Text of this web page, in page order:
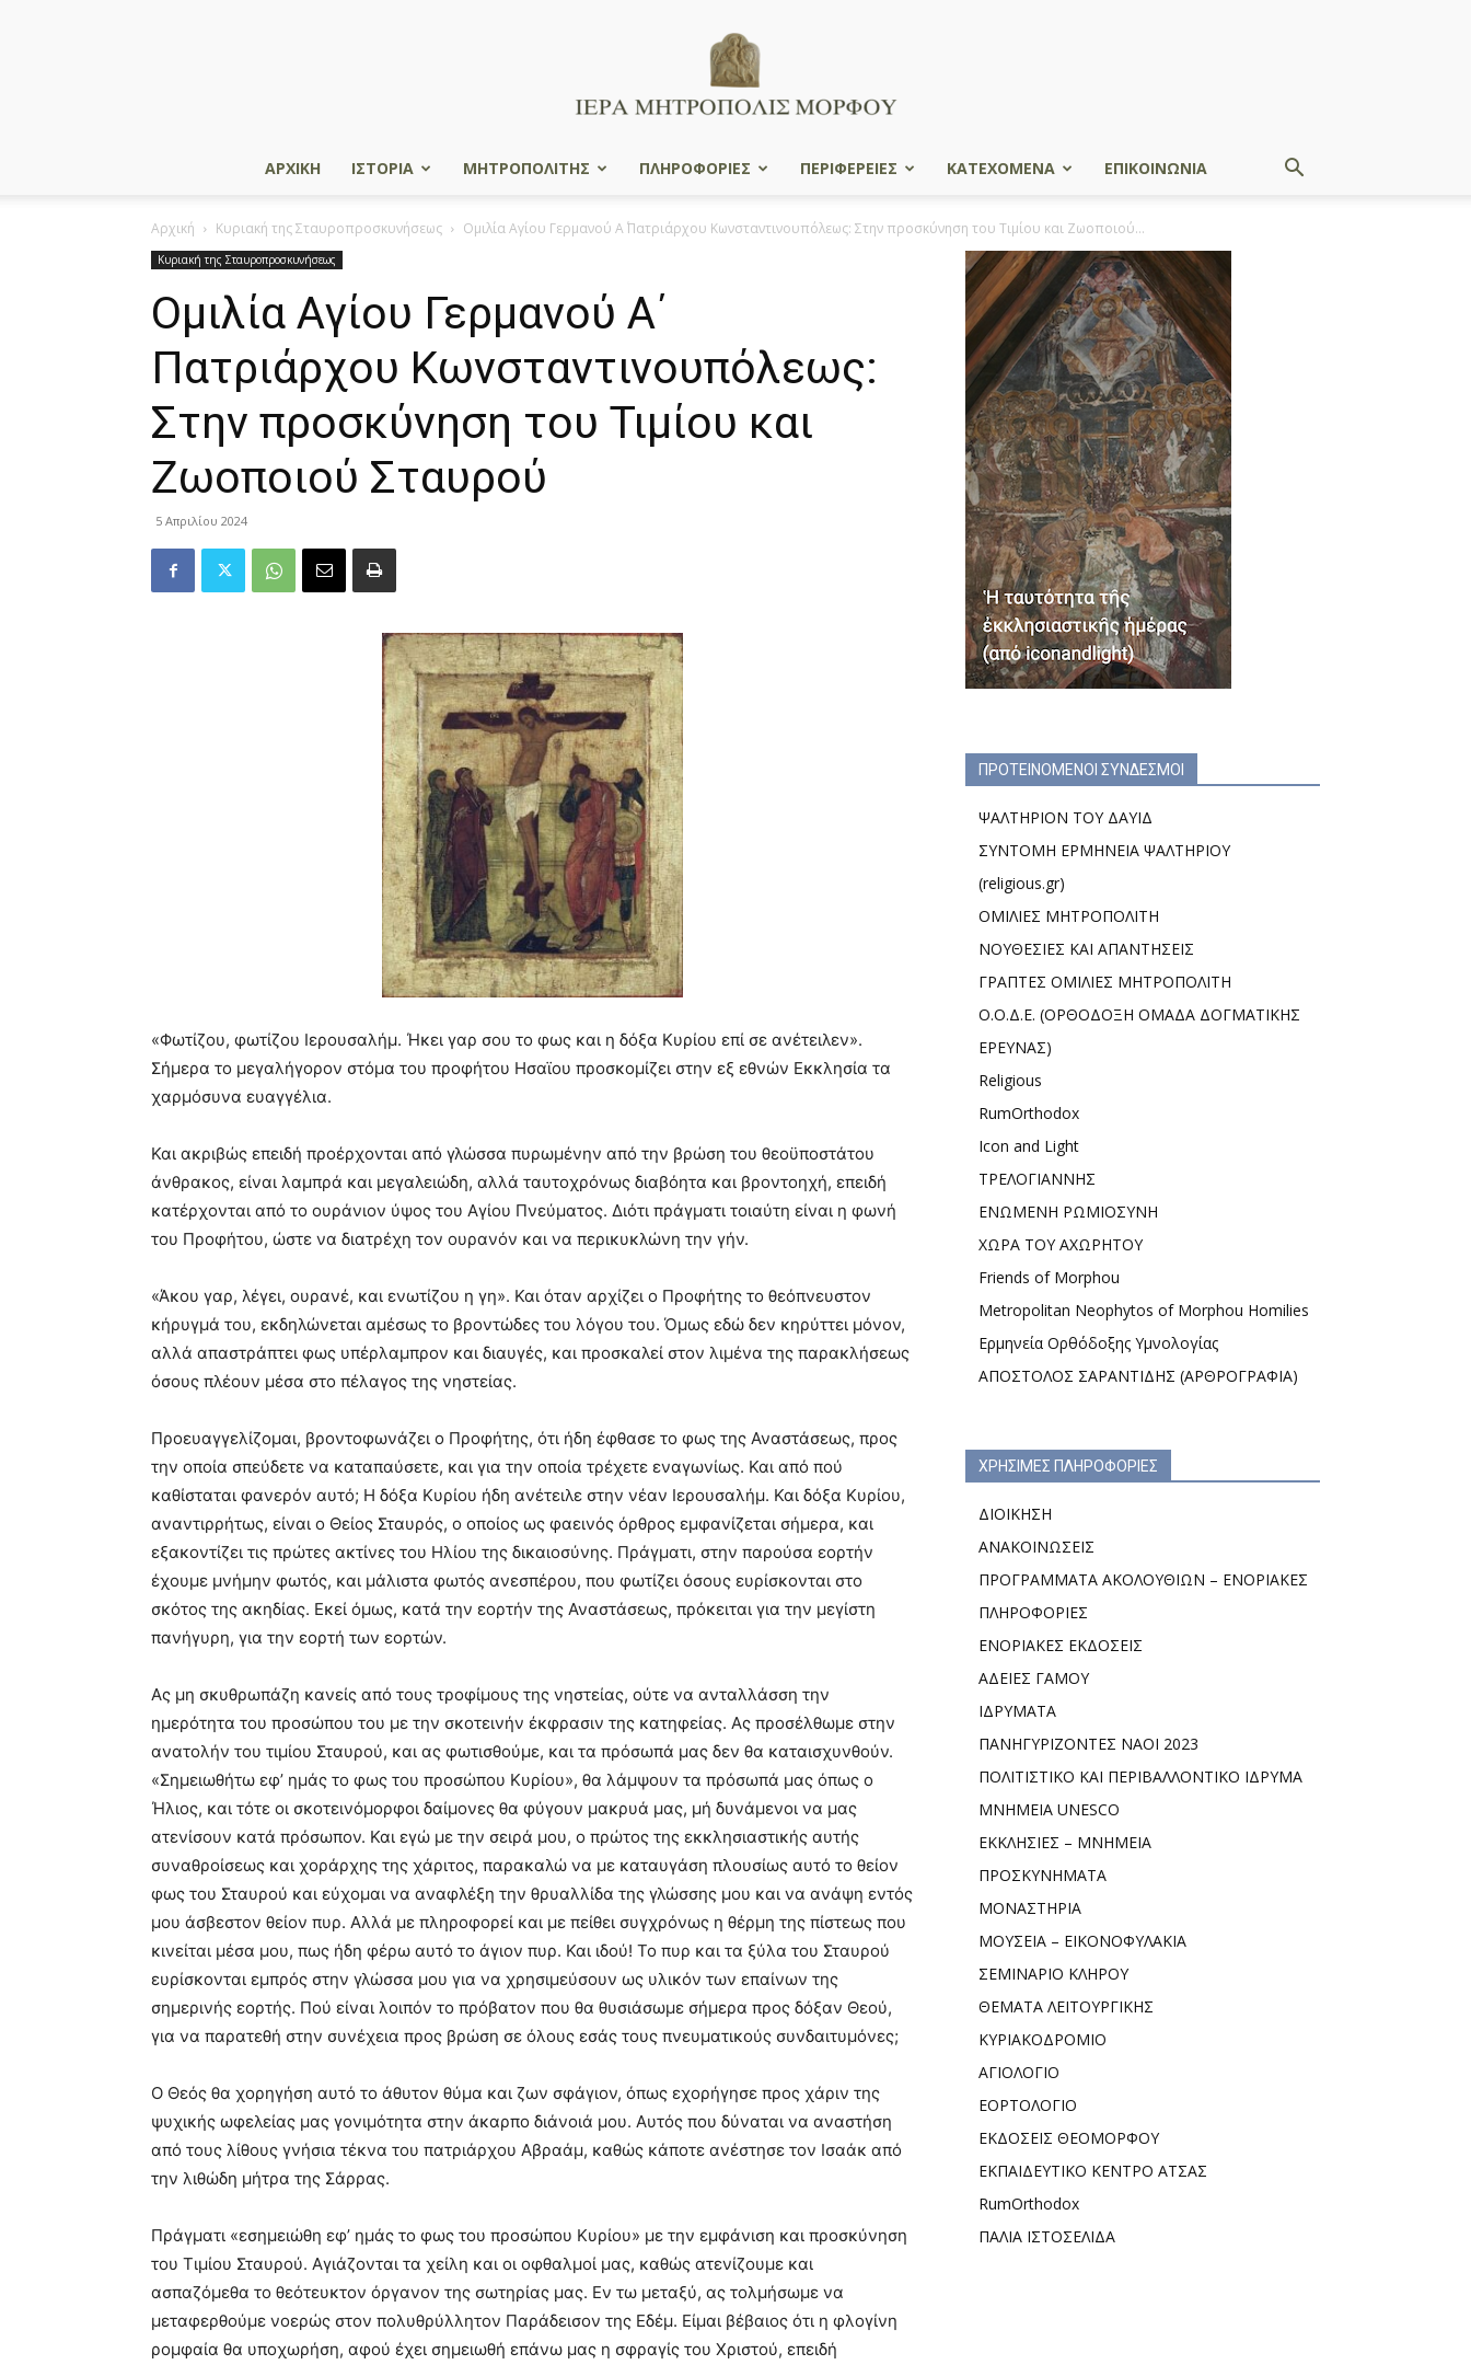
ΑΡΧΙΚΗ ΙΣΤΟΡΙΑ ΜΗΤΡΟΠΟΛΙΤΗΣ ΠΛΗΡΟΦΟΡΙΕΣ ΠΕΡΙΦΕΡΕΙΕΣ ΚΑΤΕΧΟΜΕΝΑ ΕΠΙΚΟΙΝΩΝΙΑ
Αρχική Κυριακή της Σταυροπροσκυνήσεως Ομιλία Αγίου Γερμανού Α΄ Πατριάρχου Κωνσταντινουπόλεως: Στην προσκύνηση του Τιμίου και Ζωοποιού...
Κυριακή της Σταυροπροσκυνήσεως
Ομιλία Αγίου Γερμανού Α΄
Πατριάρχου Κωνσταντινουπόλεως:
Στην προσκύνηση του Τιμίου και
Ζωοποιού Σταυρού
5 Απριλίου 2024
«Φωτίζου, φωτίζου Ιερουσαλήμ. Ήκει γαρ σου το φως και η δόξα Κυρίου επί σε ανέτειλεν».
Σήμερα το μεγαλήγορον στόμα του προφήτου Ησαϊου προσκομίζει στην εξ εθνών Εκκλησία τα
χαρμόσυνα ευαγγέλια.
Και ακριβώς επειδή προέρχονται από γλώσσα πυρωμένην από την βρώση του θεοϋποστάτου
άνθρακος, είναι λαμπρά και μεγαλειώδη, αλλά ταυτοχρόνως διαβόητα και βροντοηχή, επειδή
κατέρχονται από το ουράνιον ύψος του Αγίου Πνεύματος. Διότι πράγματι τοιαύτη είναι η φωνή
του Προφήτου, ώστε να διατρέχη τον ουρανόν και να περικυκλώνη την γήν.
«Άκου γαρ, λέγει, ουρανέ, και ενωτίζου η γη». Και όταν αρχίζει ο Προφήτης το θεόπνευστον
κήρυγμά του, εκδηλώνεται αμέσως το βροντώδες του λόγου του. Όμως εδώ δεν κηρύττει μόνον,
αλλά απαστράπτει φως υπέρλαμπρον και διαυγές, και προσκαλεί στον λιμένα της παρακλήσεως
όσους πλέουν μέσα στο πέλαγος της νηστείας.
Προευαγγελίζομαι, βροντοφωνάζει ο Προφήτης, ότι ήδη έφθασε το φως της Αναστάσεως, προς
την οποία σπεύδετε να καταπαύσετε, και για την οποία τρέχετε εναγωνίως. Και από πού
καθίσταται φανερόν αυτό; Η δόξα Κυρίου ήδη ανέτειλε στην νέαν Ιερουσαλήμ. Και δόξα Κυρίου,
αναντιρρήτως, είναι ο Θείος Σταυρός, ο οποίος ως φαεινός όρθρος εμφανίζεται σήμερα, και
εξακοντίζει τις πρώτες ακτίνες του Ηλίου της δικαιοσύνης. Πράγματι, στην παρούσα εορτήν
έχουμε μνήμην φωτός, και μάλιστα φωτός ανεσπέρου, που φωτίζει όσους ευρίσκονται στο
σκότος της ακηδίας. Εκεί όμως, κατά την εορτήν της Αναστάσεως, πρόκειται για την μεγίστη
πανήγυρη, για την εορτή των εορτών.
Ας μη σκυθρωπάζη κανείς από τους τροφίμους της νηστείας, ούτε να ανταλλάσση την
ημερότητα του προσώπου του με την σκοτεινήν έκφρασιν της κατηφείας. Ας προσέλθωμε στην
ανατολήν του τιμίου Σταυρού, και ας φωτισθούμε, και τα πρόσωπά μας δεν θα καταισχυνθούν.
«Σημειωθήτω εφ’ ημάς το φως του προσώπου Κυρίου», θα λάμψουν τα πρόσωπά μας όπως ο
Ήλιος, και τότε οι σκοτεινόμορφοι δαίμονες θα φύγουν μακρυά μας, μή δυνάμενοι να μας
ατενίσουν κατά πρόσωπον. Και εγώ με την σειρά μου, ο πρώτος της εκκλησιαστικής αυτής
συναθροίσεως και χοράρχης της χάριτος, παρακαλώ να με καταυγάση πλουσίως αυτό το θείον
φως του Σταυρού και εύχομαι να αναφλέξη την θρυαλλίδα της γλώσσης μου και να ανάψη εντός
μου άσβεστον θείον πυρ. Αλλά με πληροφορεί και με πείθει συγχρόνως η θέρμη της πίστεως που
κινείται μέσα μου, πως ήδη φέρω αυτό το άγιον πυρ. Και ιδού! Το πυρ και τα ξύλα του Σταυρού
ευρίσκονται εμπρός στην γλώσσα μου για να χρησιμεύσουν ως υλικόν των επαίνων της
σημερινής εορτής. Πού είναι λοιπόν το πρόβατον που θα θυσιάσωμε σήμερα προς δόξαν Θεού,
για να παρατεθή στην συνέχεια προς βρώση σε όλους εσάς τους πνευματικούς συνδαιτυμόνες;
Ο Θεός θα χορηγήση αυτό το άθυτον θύμα και ζων σφάγιον, όπως εχορήγησε προς χάριν της
ψυχικής ωφελείας μας γονιμότητα στην άκαρπο διάνοιά μου. Αυτός που δύναται να αναστήση
από τους λίθους γνήσια τέκνα του πατριάρχου Αβραάμ, καθώς κάποτε ανέστησε τον Ισαάκ από
την λιθώδη μήτρα της Σάρρας.
Πράγματι «εσημειώθη εφ’ ημάς το φως του προσώπου Κυρίου» με την εμφάνιση και προσκύνηση
του Τιμίου Σταυρού. Αγιάζονται τα χείλη και οι οφθαλμοί μας, καθώς ατενίζουμε και
ασπαζόμεθα το θεότευκτον όργανον της σωτηρίας μας. Εν τω μεταξύ, ας τολμήσωμε να
μεταφερθούμε νοερώς στον πολυθρύλλητον Παράδεισον της Εδέμ. Είμαι βέβαιος ότι η φλογίνη
ρομφαία θα υποχωρήση, αφού έχει σημειωθή επάνω μας η σφραγίς του Χριστού, επειδή
ΠΡΟΤΕΙΝΟΜΕΝΟΙ ΣΥΝΔΕΣΜΟΙ
ΨΑΛΤΗΡΙΟΝ ΤΟΥ ΔΑΥΙΔ
ΣΥΝΤΟΜΗ ΕΡΜΗΝΕΙΑ ΨΑΛΤΗΡΙΟΥ
(religious.gr)
ΟΜΙΛΙΕΣ ΜΗΤΡΟΠΟΛΙΤΗ
ΝΟΥΘΕΣΙΕΣ ΚΑΙ ΑΠΑΝΤΗΣΕΙΣ
ΓΡΑΠΤΕΣ ΟΜΙΛΙΕΣ ΜΗΤΡΟΠΟΛΙΤΗ
Ο.Ο.Δ.Ε. (ΟΡΘΟΔΟΞΗ ΟΜΑΔΑ ΔΟΓΜΑΤΙΚΗΣ
ΕΡΕΥΝΑΣ)
Religious
RumOrthodox
Icon and Light
ΤΡΕΛΟΓΙΑΝΝΗΣ
ΕΝΩΜΕΝΗ ΡΩΜΙΟΣΥΝΗ
ΧΩΡΑ ΤΟΥ ΑΧΩΡΗΤΟΥ
Friends of Morphou
Metropolitan Neophytos of Morphou Homilies
Ερμηνεία Ορθόδοξης Υμνολογίας
ΑΠΟΣΤΟΛΟΣ ΣΑΡΑΝΤΙΔΗΣ (ΑΡΘΡΟΓΡΑΦΙΑ)
ΧΡΗΣΙΜΕΣ ΠΛΗΡΟΦΟΡΙΕΣ
ΔΙΟΙΚΗΣΗ
ΑΝΑΚΟΙΝΩΣΕΙΣ
ΠΡΟΓΡΑΜΜΑΤΑ ΑΚΟΛΟΥΘΙΩΝ – ΕΝΟΡΙΑΚΕΣ
ΠΛΗΡΟΦΟΡΙΕΣ
ΕΝΟΡΙΑΚΕΣ ΕΚΔΟΣΕΙΣ
ΑΔΕΙΕΣ ΓΑΜΟΥ
ΙΔΡΥΜΑΤΑ
ΠΑΝΗΓΥΡΙΖΟΝΤΕΣ ΝΑΟΙ 2023
ΠΟΛΙΤΙΣΤΙΚΟ ΚΑΙ ΠΕΡΙΒΑΛΛΟΝΤΙΚΟ ΙΔΡΥΜΑ
ΜΝΗΜΕΙΑ UNESCO
ΕΚΚΛΗΣΙΕΣ – ΜΝΗΜΕΙΑ
ΠΡΟΣΚΥΝΗΜΑΤΑ
ΜΟΝΑΣΤΗΡΙΑ
ΜΟΥΣΕΙΑ – ΕΙΚΟΝΟΦΥΛΑΚΙΑ
ΣΕΜΙΝΑΡΙΟ ΚΛΗΡΟΥ
ΘΕΜΑΤΑ ΛΕΙΤΟΥΡΓΙΚΗΣ
ΚΥΡΙΑΚΟΔΡΟΜΙΟ
ΑΓΙΟΛΟΓΙΟ
ΕΟΡΤΟΛΟΓΙΟ
ΕΚΔΟΣΕΙΣ ΘΕΟΜΟΡΦΟΥ
ΕΚΠΑΙΔΕΥΤΙΚΟ ΚΕΝΤΡΟ ΑΤΣΑΣ
RumOrthodox
ΠΑΛΙΑ ΙΣΤΟΣΕΛΙΔΑ